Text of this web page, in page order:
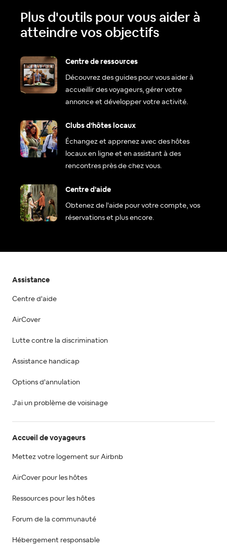
Plus d'outils pour vous aider à
atteindre vos objectifs
Centre de ressources
Découvrez des guides pour vous aider à
accueillir des voyageurs, gérer votre
annonce et développer votre activité.
Clubs d'hôtes locaux
Échangez et apprenez avec des hôtes
locaux en ligne et en assistant à des
rencontres près de chez vous.
Centre d'aide
Obtenez de l'aide pour votre compte, vos
réservations et plus encore.
Assistance
Centre d'aide
AirCover
Lutte contre la discrimination
Assistance handicap
Options d'annulation
J'ai un problème de voisinage
Accueil de voyageurs
Mettez votre logement sur Airbnb
AirCover pour les hôtes
Ressources pour les hôtes
Forum de la communauté
Hébergement responsable